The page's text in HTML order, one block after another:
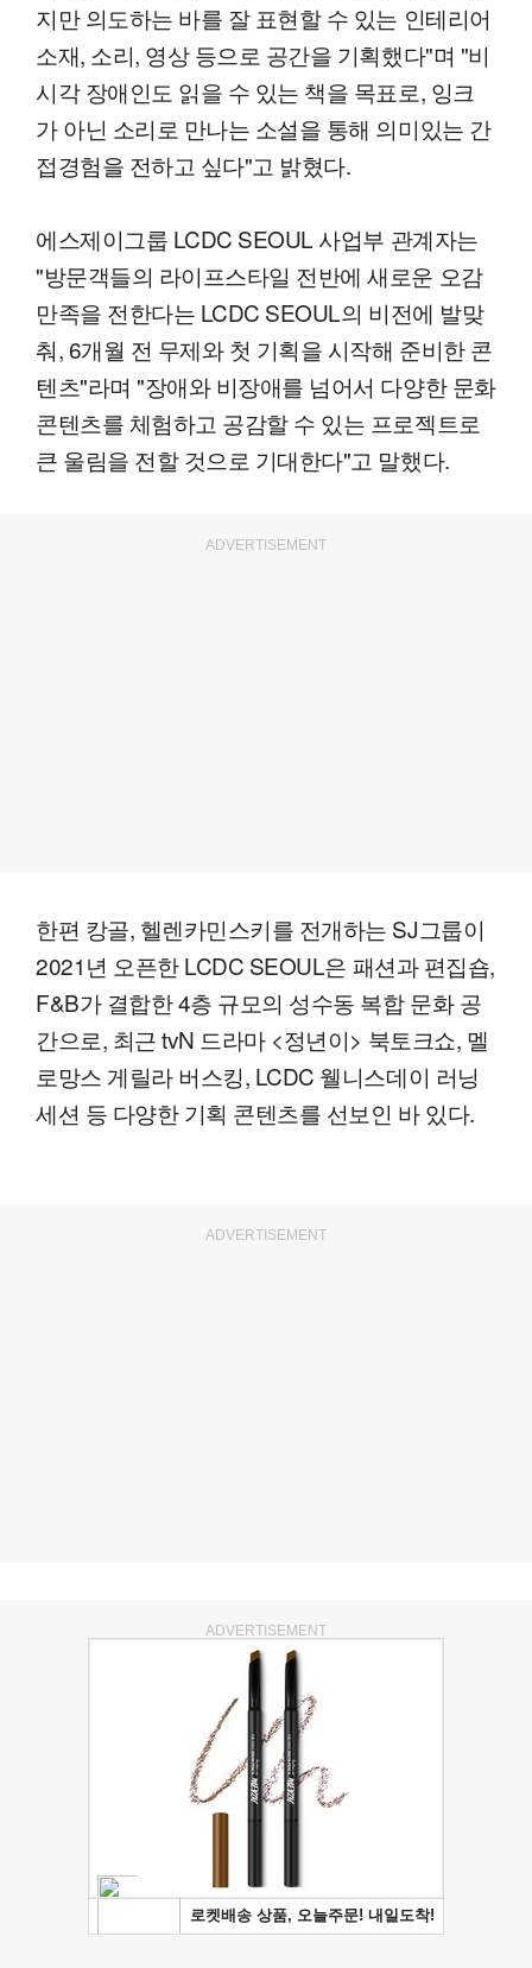
지만 의도하는 바를 잘 표현할 수 있는 인테리어
소재, 소리, 영상 등으로 공간을 기획했다"며 "비
시각 장애인도 읽을 수 있는 책을 목표로, 잉크
가 아닌 소리로 만나는 소설을 통해 의미있는 간
접경험을 전하고 싶다"고 밝혔다.
에스제이그룹 LCDC SEOUL 사업부 관계자는
"방문객들의 라이프스타일 전반에 새로운 오감
만족을 전한다는 LCDC SEOUL의 비전에 발맞
춰, 6개월 전 무제와 첫 기획을 시작해 준비한 콘
텐츠"라며 "장애와 비장애를 넘어서 다양한 문화
콘텐츠를 체험하고 공감할 수 있는 프로젝트로
큰 울림을 전할 것으로 기대한다"고 말했다.
ADVERTISEMENT
한편 캉골, 헬렌카민스키를 전개하는 SJ그룹이
2021년 오픈한 LCDC SEOUL은 패션과 편집숍,
F&B가 결합한 4층 규모의 성수동 복합 문화 공
간으로, 최근 tvN 드라마 <정년이> 북토크쇼, 멜
로망스 게릴라 버스킹, LCDC 웰니스데이 러닝
세션 등 다양한 기획 콘텐츠를 선보인 바 있다.
ADVERTISEMENT
ADVERTISEMENT